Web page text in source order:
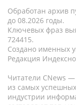
Обработан архив
до 08.2026 годы.
Ключевых фраз
724415.
Создано именных
Редакция
Читатели CNews —
из самых
индустрии